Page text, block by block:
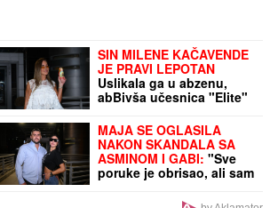
SIN MILENE KAČAVENDE
JE PRAVI LEPOTAN
Uslikala ga u abzenu,
abBivša učesnica "Elite"
njeni naslednici - ovo je
prava ISTINA
MAJA SE OGLASILA
NAKON SKANDALA SA
ASMINOM I GABI: "Sve
poruke je obrisao, ali sam
saznala istinu"